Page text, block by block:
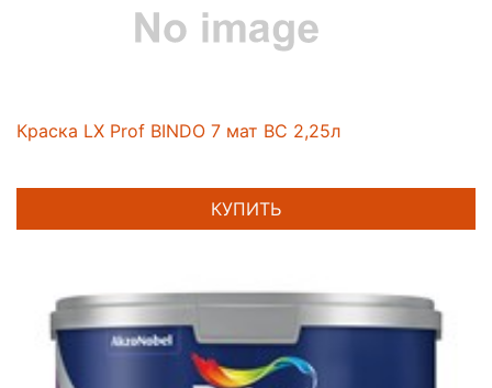
Краска LX Prof BINDO 7 мат BC 2,25л
КУПИТЬ